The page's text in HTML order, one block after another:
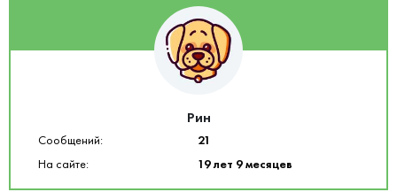
Рин
Сообщений:
21
На сайте:
19 лет 9 месяцев